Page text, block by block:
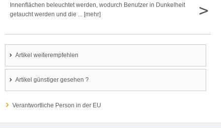
Innenflächen beleuchtet werden, wodurch Benutzer in Dunkelheit
getaucht werden und die ... [mehr]
>
Artikel weiterempfehlen
Artikel günstiger gesehen ?
Verantwortliche Person in der EU